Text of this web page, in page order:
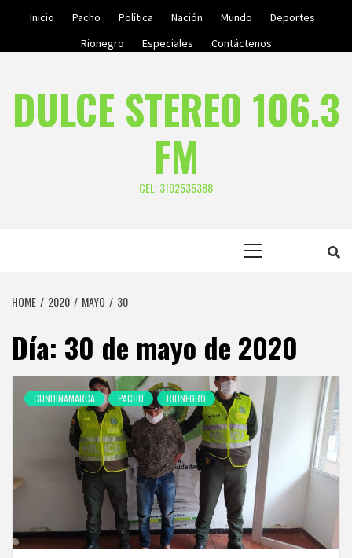
Inicio Pacho Política Nación Mundo
Deportes
Rionegro
Especiales Contáctenos
DULCE STEREO 106.3
FM
CEL: 3102535388
HOME 2020 MAYO 30
Día: 30 de mayo de 2020
CUNDINAMARCA PACHO RIONEGRO